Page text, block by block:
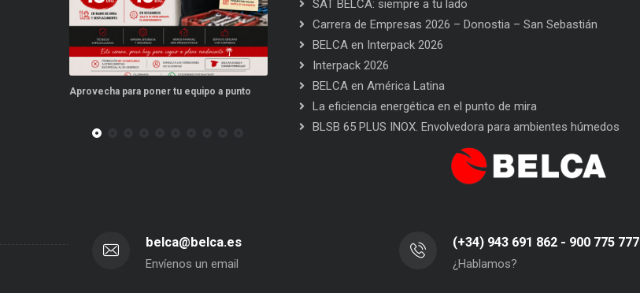
Aprovecha para poner tu equipo a punto Este verano, tus repuestos tienen ventajas
SAT BELCA: siempre a tu lado
Carrera de Empresas 2026 – Donostia – San Sebastián
BELCA en Interpack 2026
Interpack 2026
BELCA en América Latina
La eficiencia energética en el punto de mira
BLSB 65 PLUS INOX. Envolvedora para ambientes húmedos
belca@belca.es
Envíenos un email
(+34) 943 691 862 - 900 775 777
¿Hablamos?